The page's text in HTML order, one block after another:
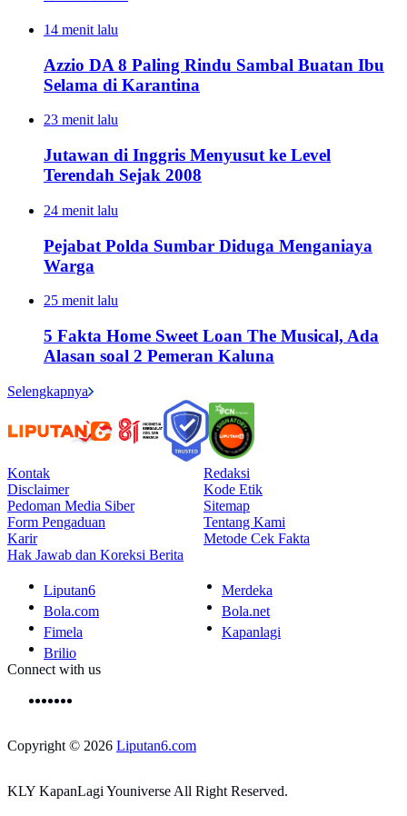
14 menit lalu
Azzio DA 8 Paling Rindu Sambal Buatan Ibu
Selama di Karantina
23 menit lalu
Jutawan di Inggris Menyusut ke Level
Terendah Sejak 2008
24 menit lalu
Pejabat Polda Sumbar Diduga Menganiaya
Warga
25 menit lalu
5 Fakta Home Sweet Loan The Musical, Ada
Alasan soal 2 Pemeran Kaluna
Selengkapnya
Kontak
Redaksi
Disclaimer
Kode Etik
Pedoman Media Siber
Sitemap
Form Pengaduan
Tentang Kami
Karir
Metode Cek Fakta
Hak Jawab dan Koreksi Berita
Liputan6
Merdeka
Bola.com
Bola.net
Fimela
Kapanlagi
Brilio
Connect with us
Copyright © 2026 Liputan6.com
KLY KapanLagi Youniverse All Right Reserved.